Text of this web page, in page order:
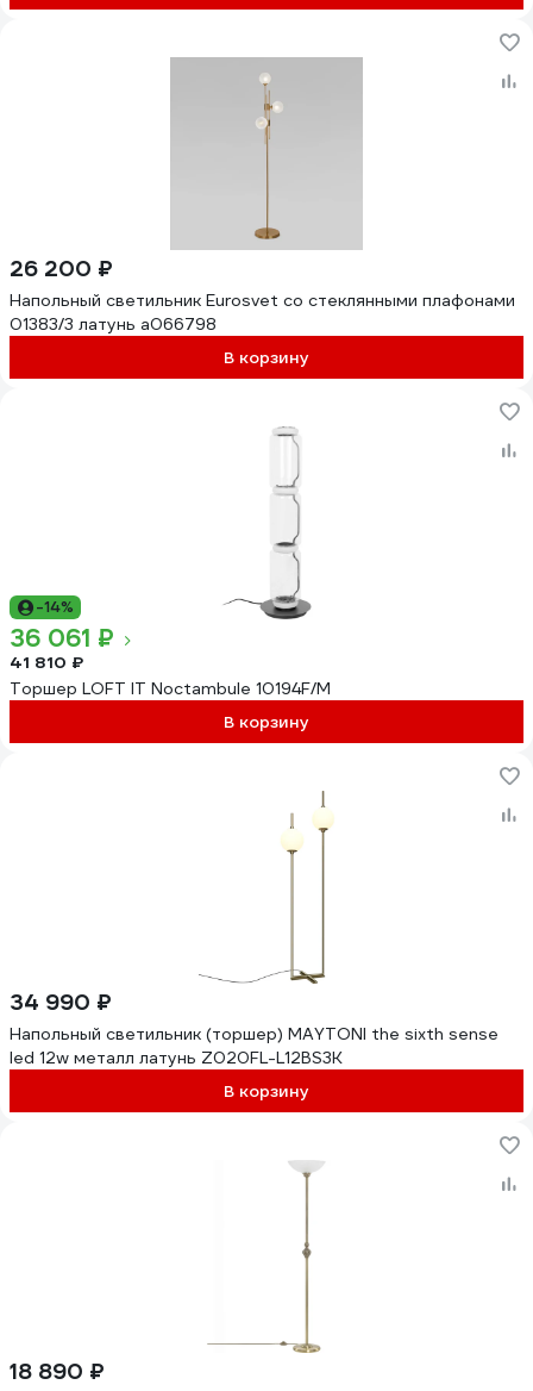
26 200 ₽
Напольный светильник Eurosvet со стеклянными плафонами
01383/3 латунь a066798
В корзину
-14%
36 061 ₽
41 810 ₽
Торшер LOFT IT Noctambule 10194F/M
В корзину
34 990 ₽
Напольный светильник (торшер) MAYTONI the sixth sense
led 12w металл латунь Z020FL-L12BS3K
В корзину
18 890 ₽